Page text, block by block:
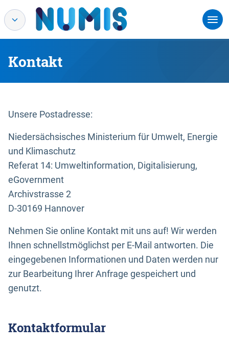
Kontakt
Unsere Postadresse:
Niedersächsisches Ministerium für Umwelt, Energie
und Klimaschutz
Referat 14: Umweltinformation, Digitalisierung,
eGovernment
Archivstrasse 2
D-30169 Hannover
Nehmen Sie online Kontakt mit uns auf! Wir werden
Ihnen schnellstmöglichst per E-Mail antworten. Die
eingegebenen Informationen und Daten werden nur
zur Bearbeitung Ihrer Anfrage gespeichert und
genutzt.
Kontaktformular